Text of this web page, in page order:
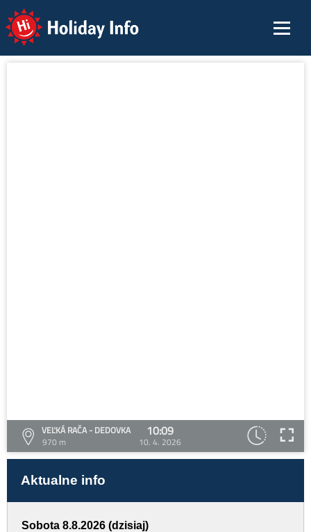
Holiday Info
VEĽKÁ RAČA - DEDOVKA
970 m
10:09
10. 4. 2026
Aktualne info
Sobota 8.8.2026 (dzisiaj)